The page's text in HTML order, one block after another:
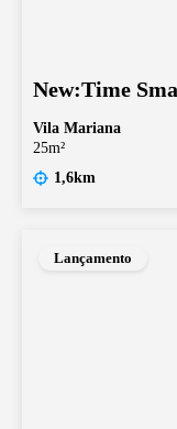
New:Time
Vila Mariana
25m²
1,6km
Lançamento